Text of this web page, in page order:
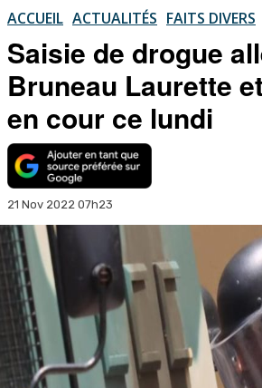
ACCUEIL ACTUALITÉS FAITS DIVERS
Saisie de drogue
Bruneau Laurette
en cour ce lundi
21 Nov 2022 07h23